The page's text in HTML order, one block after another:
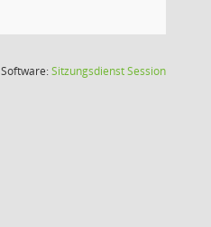
Software:SitzungsdienstSession(Wird in